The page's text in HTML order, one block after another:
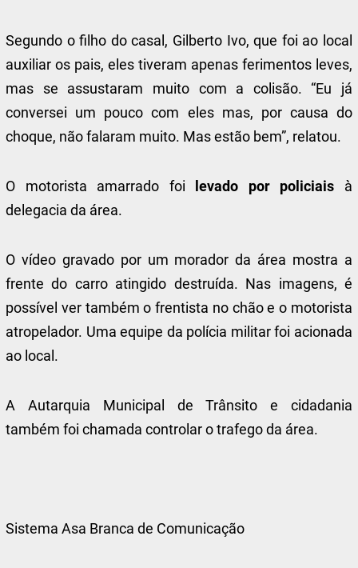
Segundo o filho do casal, Gilberto Ivo, que foi ao local
auxiliar os pais, eles tiveram apenas ferimentos leves,
mas se assustaram muito com a colisão. “Eu já
conversei um pouco com eles mas, por causa do
choque, não falaram muito. Mas estão bem”, relatou.
O motorista amarrado foi levado por policiais à
delegacia da área.
O vídeo gravado por um morador da área mostra a
frente do carro atingido destruída. Nas imagens, é
possível ver também o frentista no chão e o motorista
atropelador. Uma equipe da polícia militar foi acionada
ao local.
A Autarquia Municipal de Trânsito e cidadania
também foi chamada controlar o trafego da área.
Sistema Asa Branca de Comunicação